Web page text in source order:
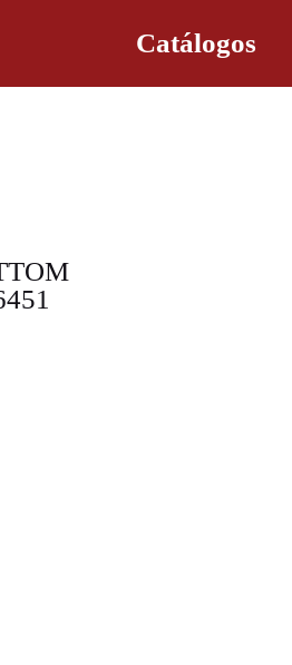
Catálogos